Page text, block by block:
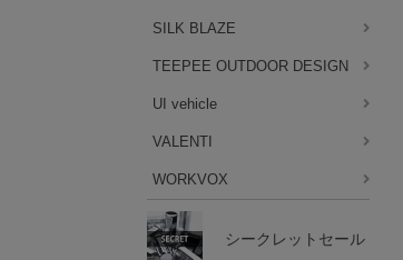
SILK BLAZE
TEEPEE OUTDOOR DESIGN
UI vehicle
VALENTI
WORKVOX
シークレットセール